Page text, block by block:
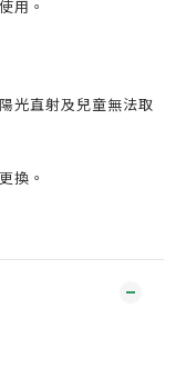
用。
光直射及兒童無法取
換。